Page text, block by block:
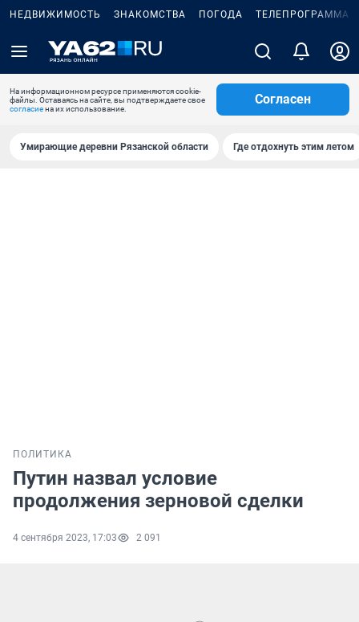
НЕДВИЖИМОСТЬ ЗНАКОМСТВА ПОГОДА ТЕЛЕПРОГРАММА
На информационном ресурсе применяются cookie-
файлы. Оставаясь на сайте, вы подтверждаете свое
согласиена их использование.
Согласен
Умирающие деревни Рязанской области Где отдохнуть этим летом
ПОЛИТИКА
Путин назвал условие
продолжения зерновой сделки
4 сентября 2023, 17:03 2 091